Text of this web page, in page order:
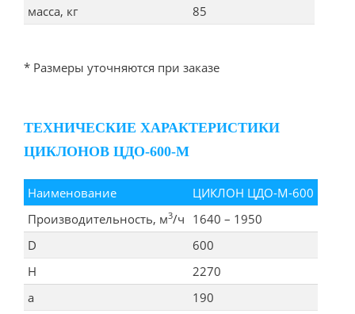
масса, кг
85
* Размеры уточняются при заказе
ТЕХНИЧЕСКИЕ ХАРАКТЕРИСТИКИ
ЦИКЛОНОВ ЦДО-600-М
Наименование
ЦИКЛОН ЦДО-М-600
Производительность, м3/ч 1640 – 1950
D
600
Н
2270
а
190